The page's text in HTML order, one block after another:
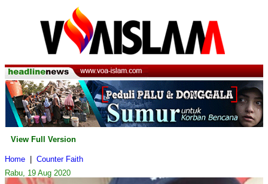
View Full Version
Home
Counter Faith
Rabu, 19 Aug 2020